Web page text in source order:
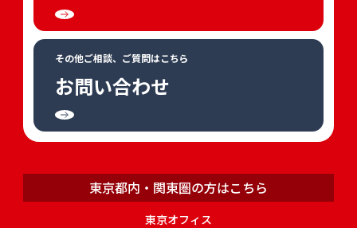
その他ご相談、ご質問はこちら
お問い合わせ
東京都内・関東圏の方はこちら
東京オフィス